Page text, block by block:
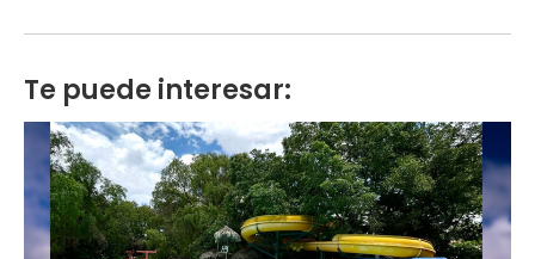
Te puede interesar: